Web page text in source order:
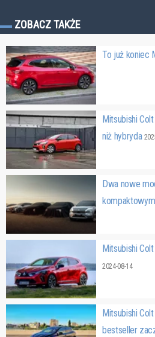
ZOBACZ TAKŻE
To już koniec
Mitsubishi
niż hybryda
Dwa nowe
Mitsubishi
2024-08-14
Mitsubishi
bestseller